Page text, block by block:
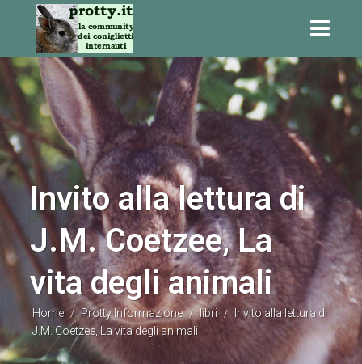
Invito alla lettura di
J.M. Coetzee, La
vita degli animali
Home / Protty Informazione / libri /
Invito alla lettura di
J.M. Coetzee, La vita degli animali